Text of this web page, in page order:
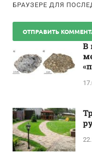
БРАУЗЕРЕ ДЛЯ
В